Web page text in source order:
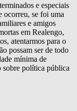
e especiais
ocorreu, se foi uma
e amigos
em Realengo,
atentarmos para o
possam ser de todo
mínima de
sobre política pública